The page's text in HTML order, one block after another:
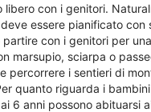
libero con i genitori.
essere pianificato con
con i genitori per
marsupio, sciarpa o
percorrere i sentieri di
quanto riguarda i
6 anni possono abituarsi